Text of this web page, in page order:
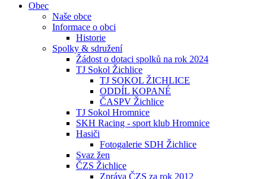
Obec
Naše obce
Informace o obci
Historie
Spolky & sdružení
Žádost o dotaci spolků na rok 2024
TJ Sokol Žichlice
TJ SOKOL ŽICHLICE
ODDÍL KOPANÉ
ČASPV Žichlice
TJ Sokol Hromnice
SKH Racing - sport klub Hromnice
Hasiči
Fotogalerie SDH Žichlice
Svaz žen
ČZS Žichlice
Zpráva ČZS za rok 2012